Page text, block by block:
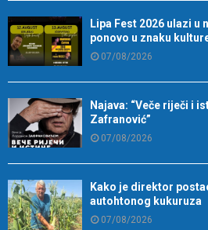
Lipa Fest 2026 ulazi u
ponovo u znaku
07/08/2026
Najava: “Veče riječi i
Zafranović”
07/08/2026
Kako je direktor
autohtonog kukuruza
07/08/2026